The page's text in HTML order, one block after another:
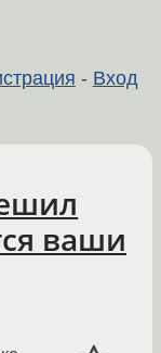
- Вход
ваши